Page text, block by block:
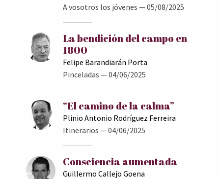
A vosotros los jóvenes — 05/08/2025
La bendición del campo en
1800
Felipe Barandiarán Porta
Pinceladas — 04/06/2025
“El camino de la calma”
Plinio Antonio Rodríguez Ferreira
Itinerarios — 04/06/2025
Consciencia aumentada
Guillermo Callejo Goena